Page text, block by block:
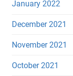
January 2022
December 2021
November 2021
October 2021